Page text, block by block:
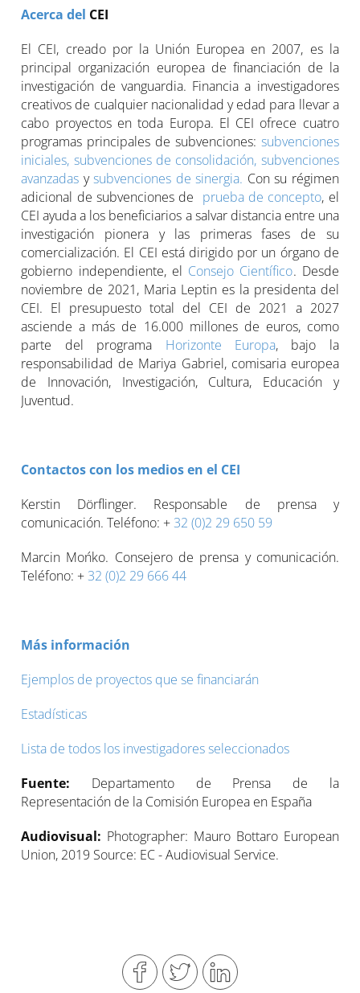
Acerca del CEI
El CEI, creado por la Unión Europea en 2007, es la
principal organización europea de financiación de la
investigación de vanguardia. Financia a investigadores
creativos de cualquier nacionalidad y edad para llevar a
cabo proyectos en toda Europa. El CEI ofrece cuatro
programas principales de subvenciones: subvenciones
iniciales, subvenciones de consolidación, subvenciones
avanzadas ysubvenciones de sinergia. Con su régimen
adicional de subvenciones de prueba de concepto, el
CEI ayuda a los beneficiarios a salvar distancia entre una
investigación pionera y las primeras fases de su
comercialización. El CEI está dirigido por un órgano de
gobierno independiente, el Consejo Científico. Desde
noviembre de 2021, Maria Leptin es la presidenta del
CEI. El presupuesto total del CEI de 2021 a 2027
asciende a más de 16.000 millones de euros, como
parte del programa Horizonte Europa, bajo la
responsabilidad de Mariya Gabriel, comisaria europea
de Innovación, Investigación, Cultura, Educación y
Juventud.
Contactos con los medios en el CEI
Kerstin Dörflinger. Responsable de prensa y
comunicación. Teléfono: + 32 (0)2 29 650 59
Marcin Mońko. Consejero de prensa y comunicación.
Teléfono: + 32 (0)2 29 666 44
Más información
Ejemplos de proyectos que se financiarán
Estadísticas
Lista de todos los investigadores seleccionados
Fuente: Departamento de Prensa de la
Representación de la Comisión Europea en España
Audiovisual: Photographer: Mauro Bottaro European
Union, 2019 Source: EC - Audiovisual Service.